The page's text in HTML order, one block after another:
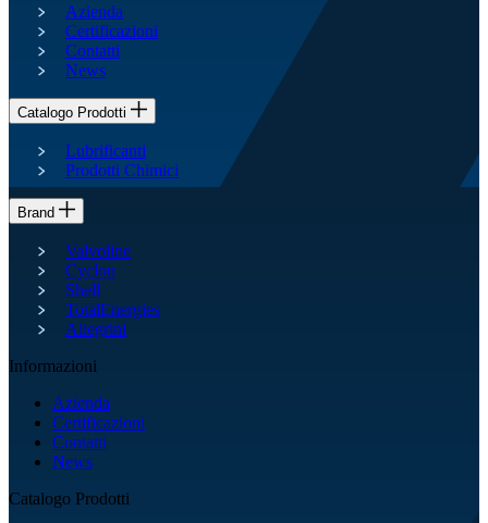
Azienda
Certificazioni
Contatti
News
Catalogo Prodotti
Lubrificanti
Prodotti Chimici
Brand
Valvoline
Cyclon
Shell
TotalEnergies
Allegrini
Informazioni
Azienda
Certificazioni
Contatti
News
Catalogo Prodotti